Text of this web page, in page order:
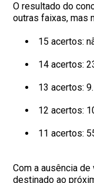
O resultado do
outras faixas, mas
15 acertos:
14 acertos:
13 acertos:
12 acertos:
11 acertos:
Com a ausência
destinado ao